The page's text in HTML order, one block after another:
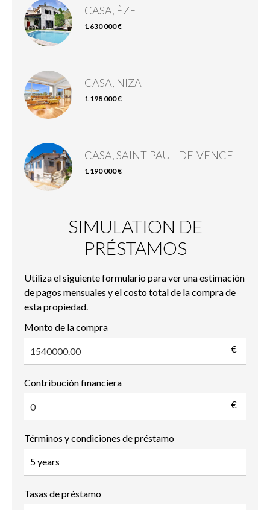
CASA, ÈZE
1 630 000 €
CASA, NIZA
1 198 000 €
CASA, SAINT-PAUL-DE-VENCE
1 190 000 €
SIMULATION DE
PRÉSTAMOS
Utiliza el siguiente formulario para ver una estimación
de pagos mensuales y el costo total de la compra de
esta propiedad.
Monto de la compra
€
Contribución financiera
€
Términos y condiciones de préstamo
Tasas de préstamo